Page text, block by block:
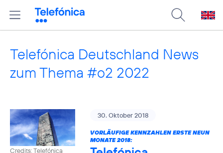
Telefónica Deutschland News
zum Thema #o2 2022
Credits: Telefónica
30. Oktober 2018
VORLÄUFIGE KENNZAHLEN ERSTE NEUN
MONATE 2018: